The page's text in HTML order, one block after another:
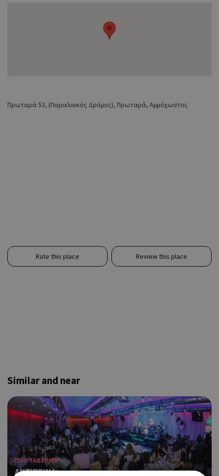
Πρωταρά 53, (Παραλιακός Δρόμος), Πρωταρά, Αμμόχωστος
Rate this place Review this place
Similar and near
LIVE ΤΑΒΕΡΝΑ
ΑΝΤΙΠΕΙΝΑ